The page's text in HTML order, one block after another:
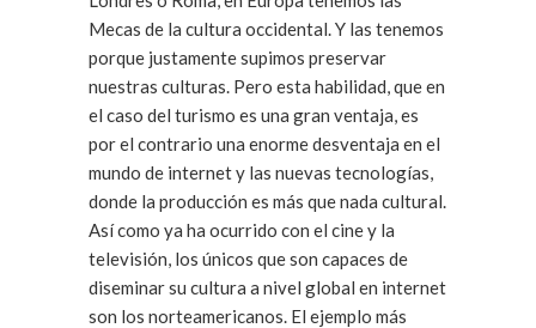
Mecas de la cultura occidental. Y las tenemos
porque justamente supimos preservar
nuestras culturas. Pero esta habilidad, que en
el caso del turismo es una gran ventaja, es
por el contrario una enorme desventaja en el
mundo de internet y las nuevas tecnologías,
donde la producción es más que nada cultural.
Así como ya ha ocurrido con el cine y la
televisión, los únicos que son capaces de
diseminar su cultura a nivel global en internet
son los norteamericanos. El ejemplo más